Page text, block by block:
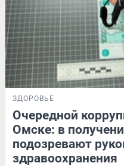
ЗДОРОВЬЕ
Очередной
Омске: в
подозревают
здравоохранения